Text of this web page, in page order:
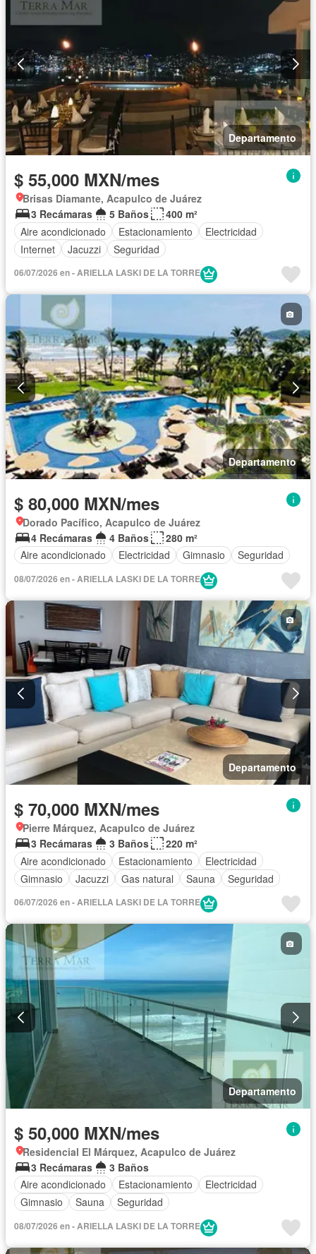
Departamento
$ 55,000 MXN/mes
Brisas Diamante, Acapulco de Juárez
3 Recámaras
5 Baños
400 m²
Aire acondicionado
Estacionamiento
Electricidad
Internet
Jacuzzi Seguridad
06/07/2026 en - ARIELLA LASKI DE LA TORRE
Departamento
$ 80,000 MXN/mes
Dorado Pacífico, Acapulco de Juárez
4 Recámaras
4 Baños
280 m²
Aire acondicionado
Electricidad Gimnasio Seguridad
08/07/2026 en - ARIELLA LASKI DE LA TORRE
Departamento
$ 70,000 MXN/mes
Pierre Márquez, Acapulco de Juárez
3 Recámaras
3 Baños
220 m²
Aire acondicionado
Estacionamiento
Electricidad
Gimnasio
Jacuzzi Gas natural Sauna Seguridad
06/07/2026 en - ARIELLA LASKI DE LA TORRE
Departamento
$ 50,000 MXN/mes
Residencial El Márquez, Acapulco de Juárez
3 Recámaras
3 Baños
Aire acondicionado
Estacionamiento
Electricidad
Gimnasio
Sauna Seguridad
08/07/2026 en - ARIELLA LASKI DE LA TORRE